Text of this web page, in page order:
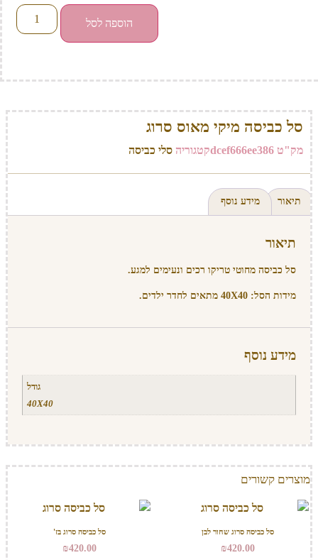
הוספה לסל
מוצרים קשורים
סל כביסה סרוג שחור לבן
₪420.00
סל כביסה סרוג בז'
₪420.00
סל כביסה מיקי מאוס סרוג
מק"ט dcef666ee386קטגוריה סלי כביסה
תיאור מידע נוסף
תיאור
סל כביסה מחוטי טריקו רכים ונעימים למגע.
מידות הסל: 40X40 מתאים לחדר ילדים.
מידע נוסף
גודל
40X40